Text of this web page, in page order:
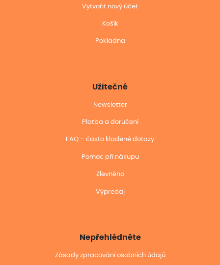
Vytvořit nový účet
Košík
Pokladna
Užitečné
Newsletter
Platba a doručení
FAQ – často kladené dotazy
Pomoc při nákupu
Zlevněno
Výpredaj
Nepřehlédněte
Zásady zpracování osobních údajů